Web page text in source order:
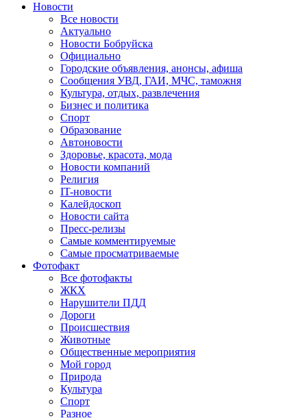
Новости
Все новости
Актуально
Новости Бобруйска
Официально
Городские объявления, анонсы, афиша
Сообщения УВД, ГАИ, МЧС, таможня
Культура, отдых, развлечения
Бизнес и политика
Спорт
Образование
Автоновости
Здоровье, красота, мода
Новости компаний
Религия
IT-новости
Калейдоскоп
Новости сайта
Пресс-релизы
Самые комментируемые
Самые просматриваемые
Фотофакт
Все фотофакты
ЖКХ
Нарушители ПДД
Дороги
Происшествия
Животные
Общественные мероприятия
Мой город
Природа
Культура
Спорт
Разное